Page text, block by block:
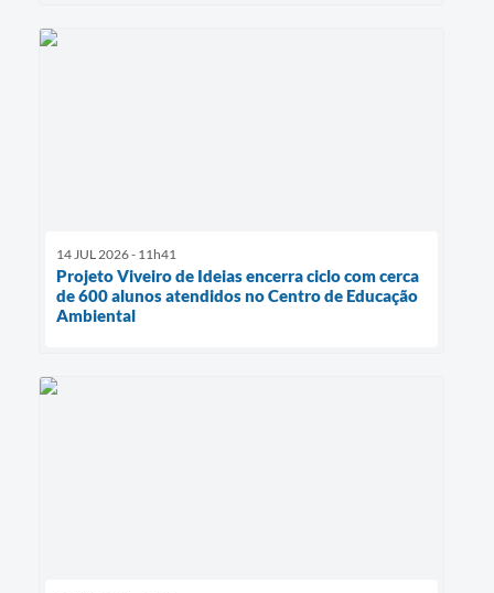
14 JUL 2026 - 11h41
Projeto Viveiro de Ideias encerra ciclo com cerca
de 600 alunos atendidos no Centro de Educação
Ambiental